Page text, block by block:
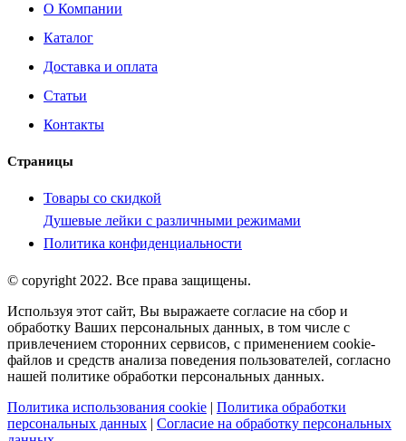
О Компании
Каталог
Доставка и оплата
Статьи
Контакты
Страницы
Товары со скидкой
Душевые лейки с различными режимами
Политика конфиденциальности
© copyright 2022. Все права защищены.
Используя этот сайт, Вы выражаете согласие на сбор и
обработку Ваших персональных данных, в том числе с
привлечением сторонних сервисов, с применением cookie-
файлов и средств анализа поведения пользователей, согласно
нашей политике обработки персональных данных.
Политика использования cookie | Политика обработки
персональных данных | Согласие на обработку персональных